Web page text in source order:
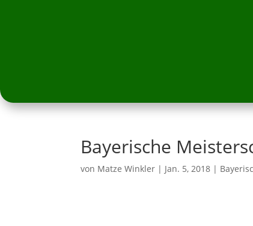
Bayerische
von Matze Winkler | Jan. 5, 2018 |